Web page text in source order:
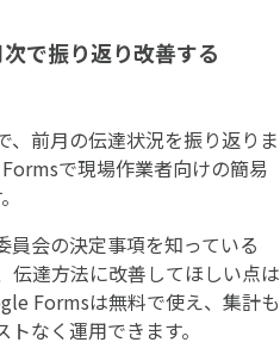
で振り返り改善する
、前月の伝達状況を振り返りま
で現場作業者向けの簡易
員会の決定事項を知っている
伝達方法に改善してほしい点は
Formsは無料で使え、集計も
なく運用できます。